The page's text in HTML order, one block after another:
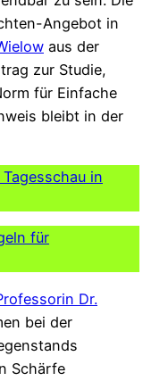
Angebot in
aus der
zur Studie,
für Einfache
bleibt in der
in
für
Dr.
bei der
Schärfe